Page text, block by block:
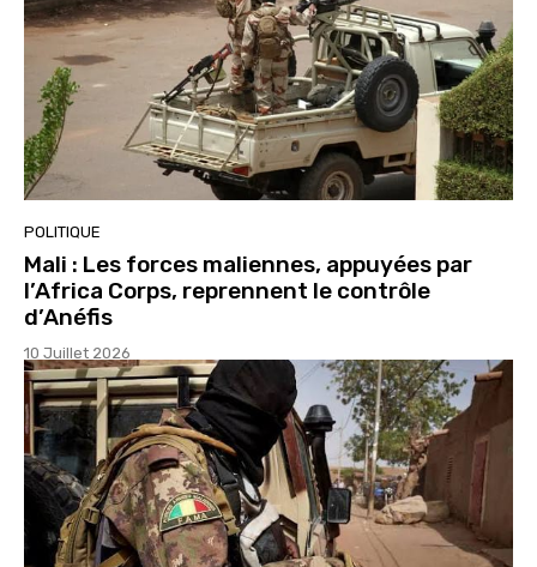
POLITIQUE
Mali : Les forces maliennes, appuyées par
l’Africa Corps, reprennent le contrôle
d’Anéfis
10 Juillet 2026